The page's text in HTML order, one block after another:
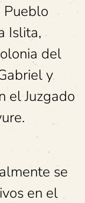
Pueblo
Islita,
del
y
el Juzgado
se
en el